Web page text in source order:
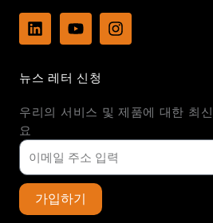
L
i
e
i
Y
o
u
e
I
n
r
뉴스 레터 신청
우리의 서비스 및 제품에 대한 최
요
가입하기